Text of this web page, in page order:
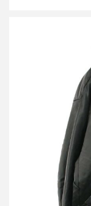
ハルノブムラタ
JACKET リ